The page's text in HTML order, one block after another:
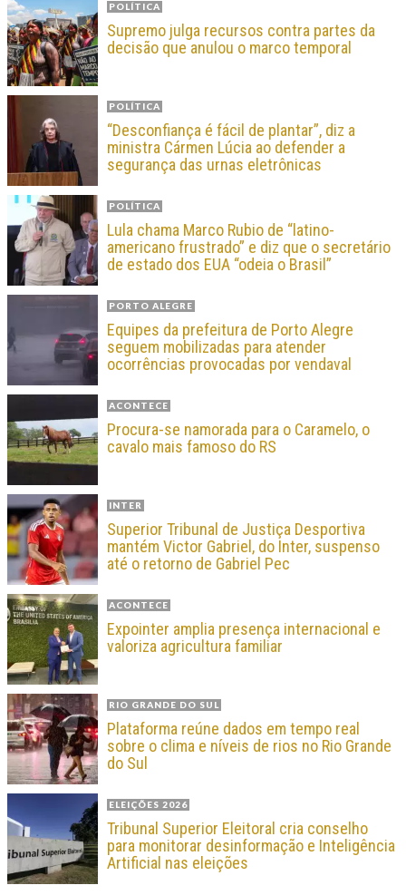
POLÍTICA
Supremo julga recursos contra partes da
decisão que anulou o marco temporal
POLÍTICA
“Desconfiança é fácil de plantar”, diz a
ministra Cármen Lúcia ao defender a
segurança das urnas eletrônicas
POLÍTICA
Lula chama Marco Rubio de “latino-
americano frustrado” e diz que o secretário
de estado dos EUA “odeia o Brasil”
PORTO ALEGRE
Equipes da prefeitura de Porto Alegre
seguem mobilizadas para atender
ocorrências provocadas por vendaval
ACONTECE
Procura-se namorada para o Caramelo, o
cavalo mais famoso do RS
INTER
Superior Tribunal de Justiça Desportiva
mantém Victor Gabriel, do Inter, suspenso
até o retorno de Gabriel Pec
ACONTECE
Expointer amplia presença internacional e
valoriza agricultura familiar
RIO GRANDE DO SUL
Plataforma reúne dados em tempo real
sobre o clima e níveis de rios no Rio Grande
do Sul
ELEIÇÕES 2026
Tribunal Superior Eleitoral cria conselho
para monitorar desinformação e Inteligência
Artificial nas eleições